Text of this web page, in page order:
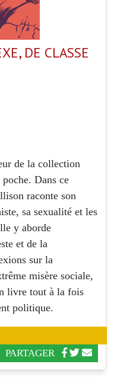
DE CLASSE
de la collection
Dans ce
raconte son
sa sexualité et les
y aborde
et de la
sur la
misère sociale,
livre tout à la fois
politique.
PARTAGER